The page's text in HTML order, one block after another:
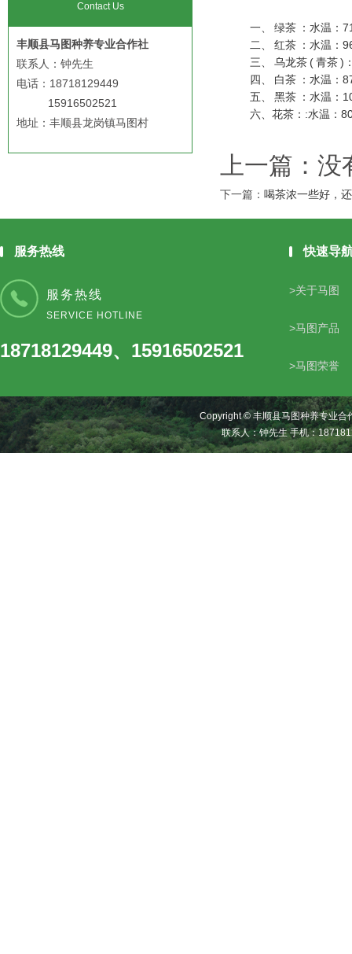
Contact Us
丰顺县马图种养专业合作社
联系人：钟先生
电话：18718129449
15916502521
地址：丰顺县龙岗镇马图村
一、 绿茶 ：水温：
二、
红茶 ：水温：
三、
乌龙茶 (青茶)
四、
白茶 ：水温：
五、
黑茶 ：水温：
六、花茶：:水温：
上一篇：没
下一篇： 喝茶浓一些好，
服务热线
服务热线
SERVICE HOTLINE
18718129449、15916502521
快速导
>关于马图
>马图产品
>马图荣誉
Copyright © 丰顺县马图种养专业合
联系人：钟先生 手机：